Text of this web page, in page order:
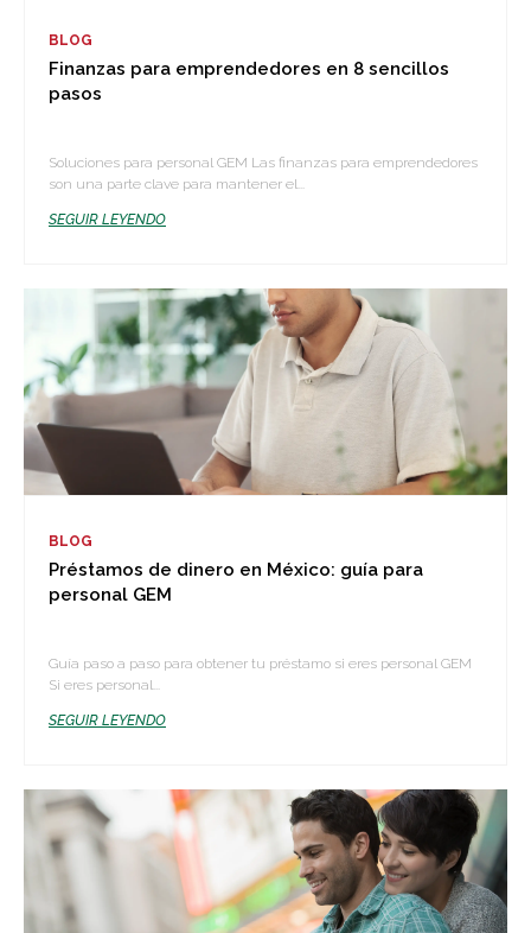
BLOG
Finanzas para emprendedores en 8 sencillos
pasos
Soluciones para personal GEM Las finanzas para emprendedores
son una parte clave para mantener el...
SEGUIR LEYENDO
BLOG
Préstamos de dinero en México: guía para
personal GEM
Guía paso a paso para obtener tu préstamo si eres personal GEM
Si eres personal...
SEGUIR LEYENDO